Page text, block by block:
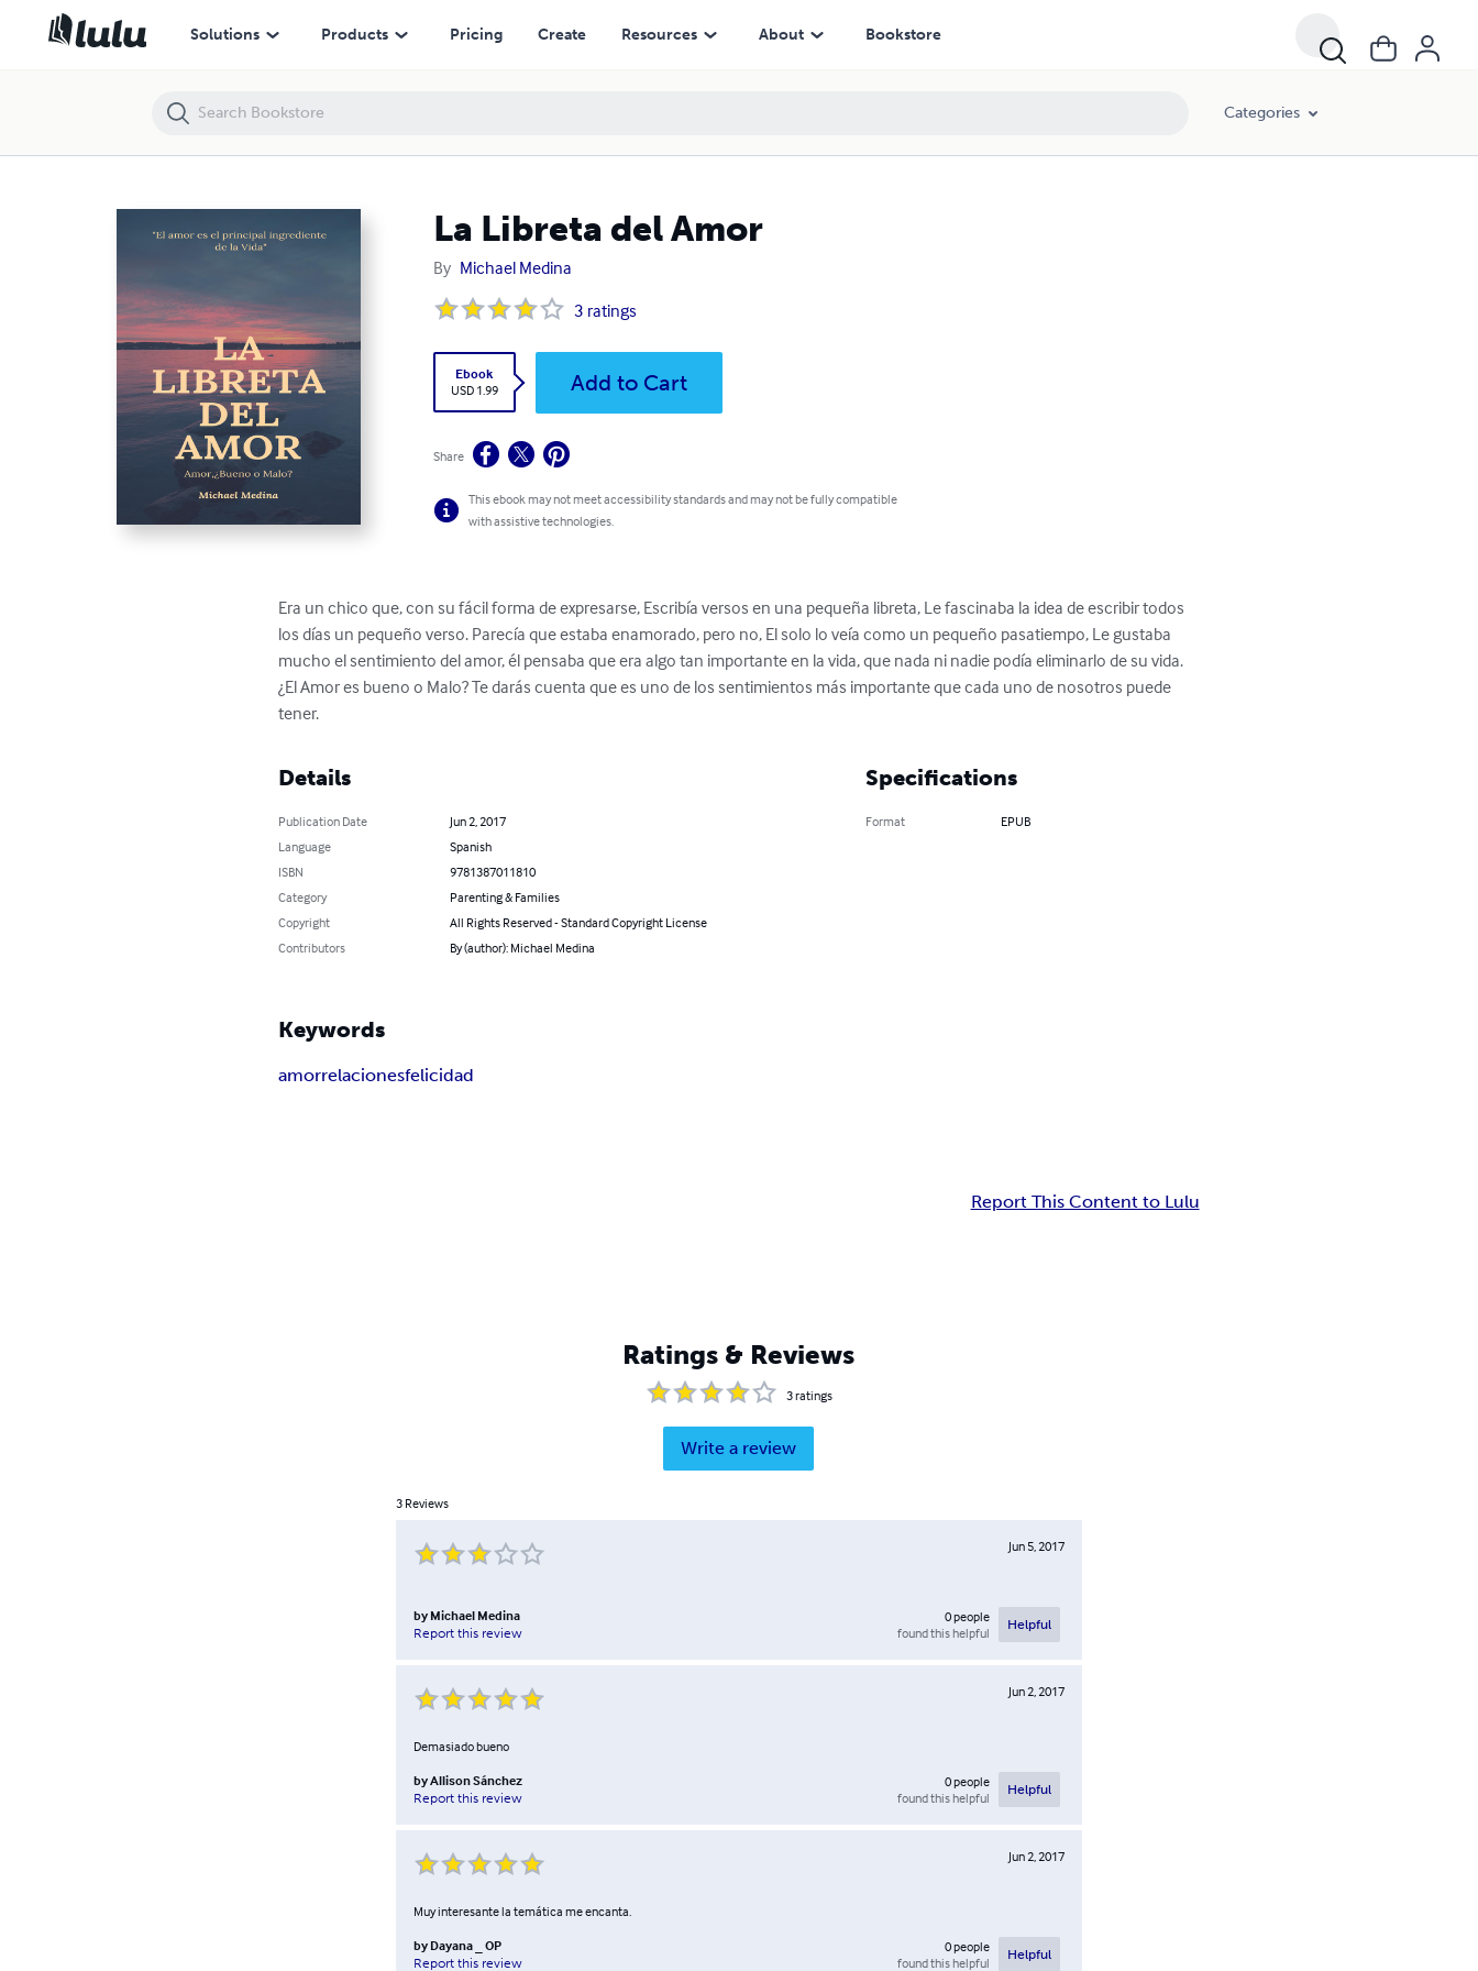
Solutions Products Pricing Create Resources About Bookstore
Categories
La Libreta del Amor
By Michael Medina
3 ratings
Ebook
USD 1.99
Add to Cart
Share
This ebook may not meet accessibility standards and may not be fully compatible
with assistive technologies.
Era un chico que, con su fácil forma de expresarse, Escribía versos en una pequeña libreta, Le fascinaba la idea de escribir todos
los días un pequeño verso. Parecía que estaba enamorado, pero no, El solo lo veía como un pequeño pasatiempo, Le gustaba
mucho el sentimiento del amor, él pensaba que era algo tan importante en la vida, que nada ni nadie podía eliminarlo de su vida.
¿El Amor es bueno o Malo? Te darás cuenta que es uno de los sentimientos más importante que cada uno de nosotros puede
tener.
Details
Publication Date
Jun 2, 2017
Language
Spanish
ISBN
9781387011810
Category
Parenting & Families
Copyright
All Rights Reserved - Standard Copyright License
Contributors
By (author): Michael Medina
Specifications
Format EPUB
Keywords
amorrelacionesfelicidad
Report This Content to Lulu
Ratings & Reviews
3ratings
Write a review
3 Reviews
Jun 5, 2017
by Michael Medina
Report this review
0people
found this helpful
Helpful
Jun 2, 2017
Demasiado bueno
byAllison Sánchez
Report this review
0people
found this helpful
Helpful
Jun 2, 2017
Muy interesante la temática me encanta.
by Dayana _ OP
Report this review
0people
found this helpful
Helpful
La Libreta del Amor